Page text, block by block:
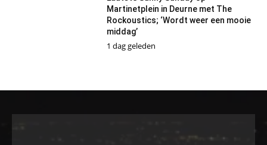
Martinetplein in Deurne met The
Rockoustics; ‘Wordt weer een mooie
middag’
1 dag geleden